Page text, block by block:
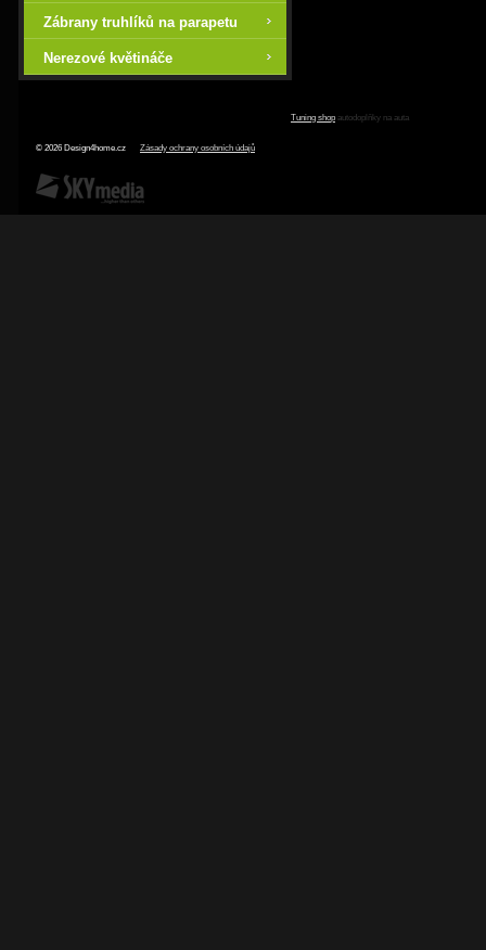
Zábrany truhlíků na parapetu
Nerezové květináče
Tuning shop autodoplňky na auta
© 2026 Design4home.cz Zásady ochrany osobních údajů
SKY Media